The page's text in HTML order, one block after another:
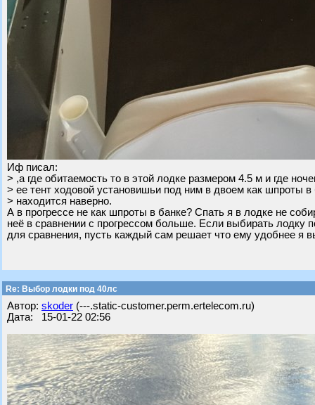
Иф писал:
> ,а где обитаемость то в этой лодке размером 4.5 м и где
> ее тент ходовой установишьи под ним в двоем как шпроты
> находится наверно.
А в прогрессе не как шпроты в банке? Спать я в лодке не
неё в сравнении с прогрессом больше. Если выбирать лодку
для сравнения, пусть каждый сам решает что ему удобнее я
Re: Выбор лодки под 40лс
Автор: skoder (---.static-customer.perm.ertelecom.ru)
Дата: 15-01-22 02:56